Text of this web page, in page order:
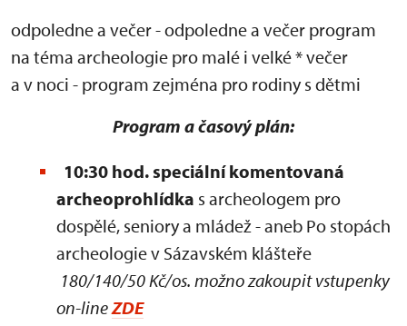
odpoledne a večer - odpoledne a večer program
na téma archeologie pro malé i velké * večer
a v noci - program zejména pro rodiny s dětmi
Program a časový plán:
10:30 hod. speciální komentovaná
archeoprohlídka s archeologem pro
dospělé, seniory a mládež - aneb Po stopách
archeologie v Sázavském klášteře
180/140/50 Kč/os. možno zakoupit vstupenky
on-lineZDE